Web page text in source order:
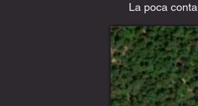
La poca